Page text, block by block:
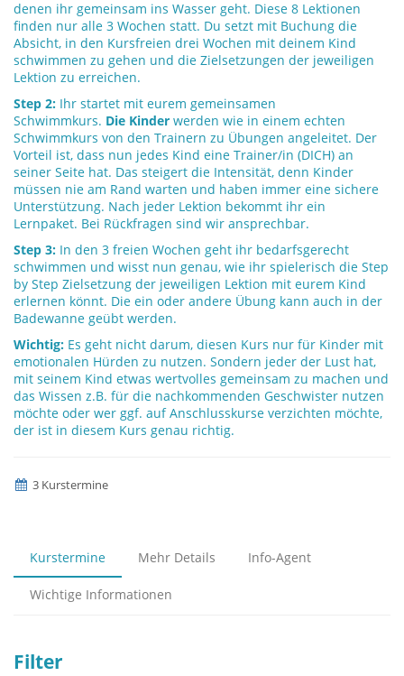
denen ihr gemeinsam ins Wasser geht. Diese 8 Lektionen
finden nur alle 3 Wochen statt. Du setzt mit Buchung die
Absicht, in den Kursfreien drei Wochen mit deinem Kind
schwimmen zu gehen und die Zielsetzungen der jeweiligen
Lektion zu erreichen.
Step 2: Ihr startet mit eurem gemeinsamen
Schwimmkurs. Die Kinder werden wie in einem echten
Schwimmkurs von den Trainern zu Übungen angeleitet. Der
Vorteil ist, dass nun jedes Kind eine Trainer/in (DICH) an
seiner Seite hat. Das steigert die Intensität, denn Kinder
müssen nie am Rand warten und haben immer eine sichere
Unterstützung. Nach jeder Lektion bekommt ihr ein
Lernpaket. Bei Rückfragen sind wir ansprechbar.
Step 3: In den 3 freien Wochen geht ihr bedarfsgerecht
schwimmen und wisst nun genau, wie ihr spielerisch die Step
by Step Zielsetzung der jeweiligen Lektion mit eurem Kind
erlernen könnt. Die ein oder andere Übung kann auch in der
Badewanne geübt werden.
Wichtig: Es geht nicht darum, diesen Kurs nur für Kinder mit
emotionalen Hürden zu nutzen. Sondern jeder der Lust hat,
mit seinem Kind etwas wertvolles gemeinsam zu machen und
das Wissen z.B. für die nachkommenden Geschwister nutzen
möchte oder wer ggf. auf Anschlusskurse verzichten möchte,
der ist in diesem Kurs genau richtig.
3 Kurstermine
Kurstermine Mehr Details Info-Agent
Wichtige Informationen
Filter